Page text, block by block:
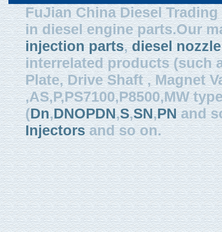
FuJian China Diesel
in diesel engine parts.Our
injection parts,diesel nozzle
interrelated products (such
Plate, Drive Shaft , Magnet
,AS,P,PS7100,P8500,MW
(Dn,DNOPDN,S,SN,PNand
Injectorsand so on.